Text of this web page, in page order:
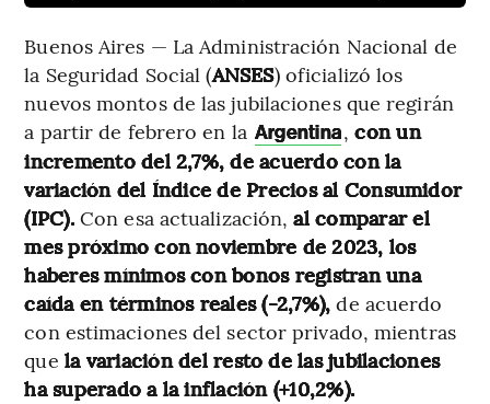
Buenos Aires — La Administración Nacional de
la Seguridad Social (ANSES) oficializó los
nuevos montos de las jubilaciones que regirán
a partir de febrero en la Argentina,con un
incremento del 2,7%, de acuerdo con la
variación del Índice de Precios al Consumidor
(IPC).Con esa actualización,al comparar el
mes próximo con noviembre de 2023, los
haberes mínimos con bonos registran una
caída en términos reales (-2,7%), de acuerdo
con estimaciones del sector privado, mientras
que la variación del resto de las jubilaciones
ha superado a la inflación (+10,2%).